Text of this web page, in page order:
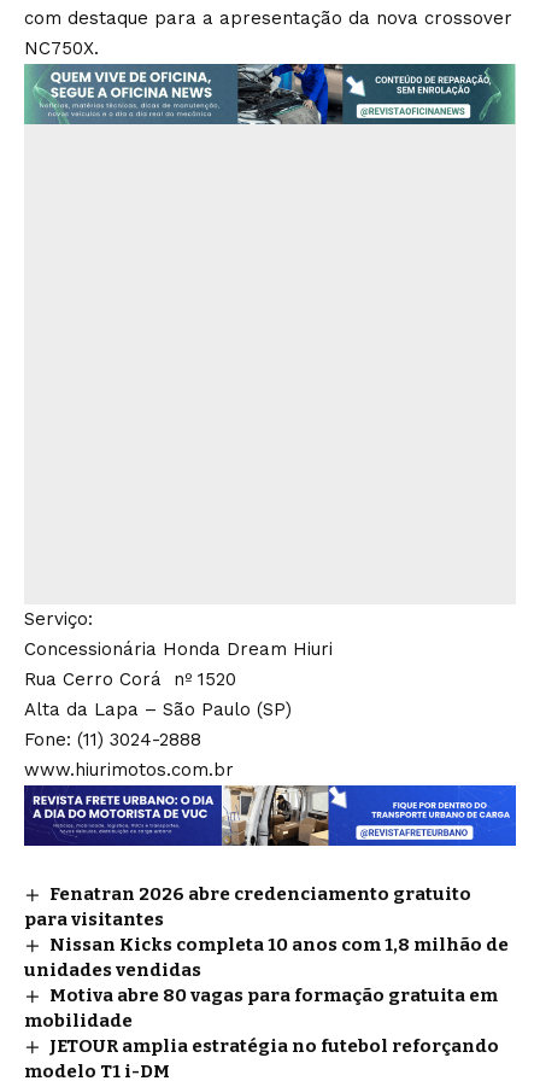
com destaque para a apresentação da nova crossover
NC750X.
Serviço:
Concessionária Honda Dream Hiuri
Rua Cerro Corá nº 1520
Alta da Lapa – São Paulo (SP)
Fone: (11) 3024-2888
www.hiurimotos.com.br
Fenatran 2026 abre credenciamento gratuito
para visitantes
Nissan Kicks completa 10 anos com 1,8 milhão de
unidades vendidas
Motiva abre 80 vagas para formação gratuita em
mobilidade
JETOUR amplia estratégia no futebol reforçando
modelo T1 i-DM